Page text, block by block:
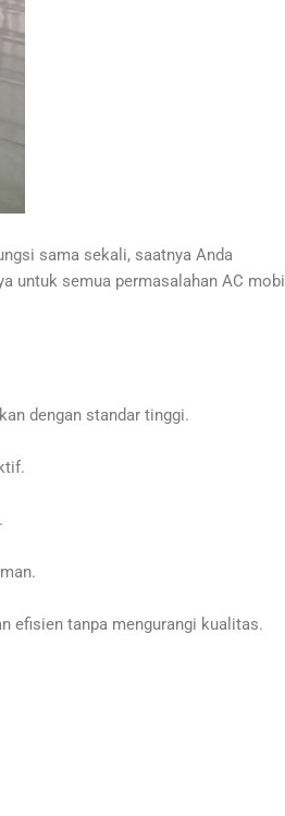
sama sekali, saatnya Anda
untuk semua permasalahan AC mobil
dengan standar tinggi.
efisien tanpa mengurangi kualitas.